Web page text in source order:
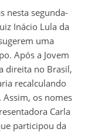
Inácio Lula da
uma
Após a Jovem
direita no Brasil,
recalculando
Assim, os nomes
Carla
participou da